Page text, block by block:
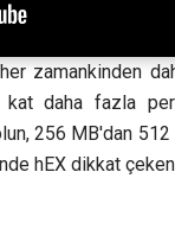
zamankinden
daha fazla
256 MB'dan
hEX dikkat